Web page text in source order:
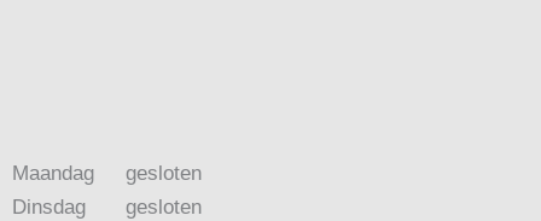
Maandag
Dinsdag
gesloten
gesloten